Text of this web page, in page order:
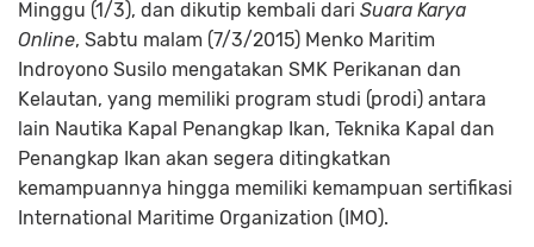
Minggu (1/3), dan dikutip kembali dari Suara Karya
Online, Sabtu malam (7/3/2015) Menko Maritim
Indroyono Susilo mengatakan SMK Perikanan dan
Kelautan, yang memiliki program studi (prodi) antara
lain Nautika Kapal Penangkap Ikan, Teknika Kapal dan
Penangkap Ikan akan segera ditingkatkan
kemampuannya hingga memiliki kemampuan sertifikasi
International Maritime Organization (IMO).